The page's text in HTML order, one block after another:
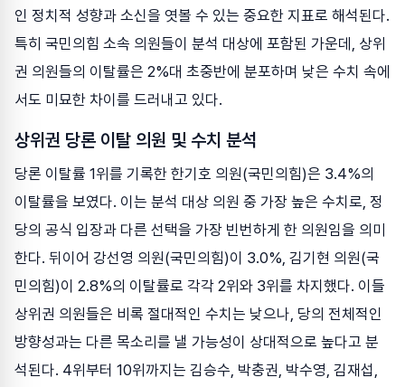
인 정치적 성향과 소신을 엿볼 수 있는 중요한 지표로 해석된다.
특히 국민의힘 소속 의원들이 분석 대상에 포함된 가운데, 상위
권 의원들의 이탈률은 2%대 초중반에 분포하며 낮은 수치 속에
서도 미묘한 차이를 드러내고 있다.
상위권 당론 이탈 의원 및 수치 분석
당론 이탈률 1위를 기록한 한기호 의원(국민의힘)은 3.4%의
이탈률을 보였다. 이는 분석 대상 의원 중 가장 높은 수치로, 정
당의 공식 입장과 다른 선택을 가장 빈번하게 한 의원임을 의미
한다. 뒤이어 강선영 의원(국민의힘)이 3.0%, 김기현 의원(국
민의힘)이 2.8%의 이탈률로 각각 2위와 3위를 차지했다. 이들
상위권 의원들은 비록 절대적인 수치는 낮으나, 당의 전체적인
방향성과는 다른 목소리를 낼 가능성이 상대적으로 높다고 분
석된다. 4위부터 10위까지는 김승수, 박충권, 박수영, 김재섭,